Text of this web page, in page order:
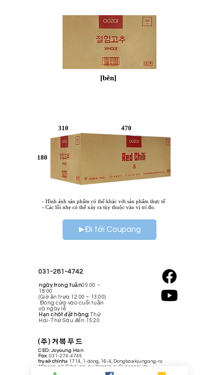
​ [bên]
470
310
180
- Hình ảnh sản phẩm có thể khác với sản phẩm thực tế.
- Các lỗi nhẹ có thể xảy ra tùy thuộc vào vị trí đo.
Đi tới Coupang
031-281-4742
ngày trong tuần09:00 ~
18:00
(Giờ ăn trưa 12:00 ~ 13:00)
​ Đóng cửa vào cuối tuần
và ngày lễ
Hạn chót đặt hàng:Thứ
Hai-Thứ Sáu đến 15:20
CEO:Joyoung Han
​Fax: 031-274-4745
trụ sở chính:# 1714, 1-dong, 16-4, Dongbaekjungang-ro
16beon-gil, Giheung-gu, Yongin-si, Gyeonggi-do
_d04a07d8-9cd1-3239-9149-20813d6c673b Trung tâm ngôn